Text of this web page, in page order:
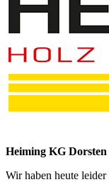
Heiming KG
Wir haben heute leider